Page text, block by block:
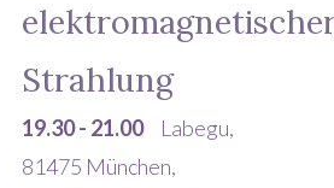
Strahlung
19.30 - 21.00
Labegu,
81475 München,